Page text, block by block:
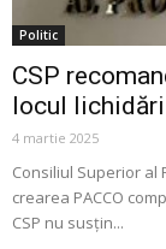
Politic
CSP
locul
4 martie 2025
Consiliul Superior al
crearea PACCO
CSP nu susțin...